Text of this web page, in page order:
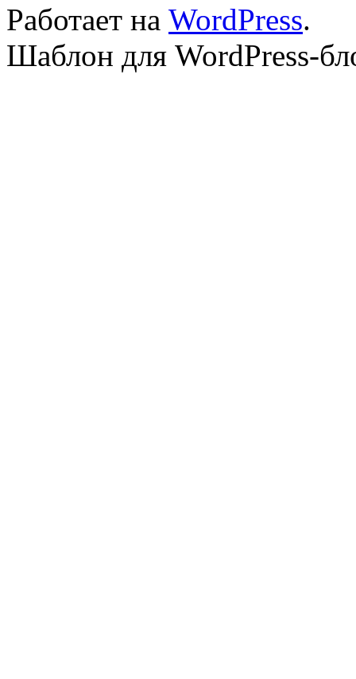
Работает на WordPress.
Шаблон для WordPress-